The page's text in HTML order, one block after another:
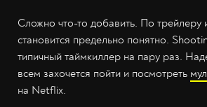
Сложно что-то добавить. По трейлеру
становится предельно понятно.
типичный таймкиллер на пару раз.
всем захочется пойти и посмотреть
на Netflix.